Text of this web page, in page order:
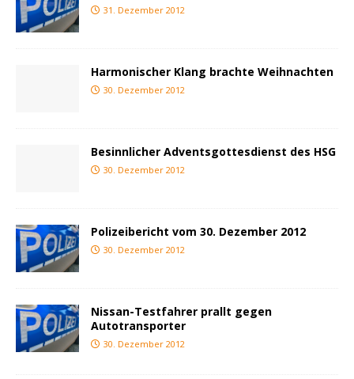
31. Dezember 2012
Harmonischer Klang brachte Weihnachten
30. Dezember 2012
Besinnlicher Adventsgottesdienst des HSG
30. Dezember 2012
Polizeibericht vom 30. Dezember 2012
30. Dezember 2012
Nissan-Testfahrer prallt gegen
Autotransporter
30. Dezember 2012